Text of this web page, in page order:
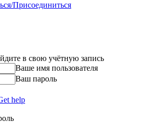
Присоединиться
в свою учётную запись
Ваше имя пользователя
Ваш пароль
help